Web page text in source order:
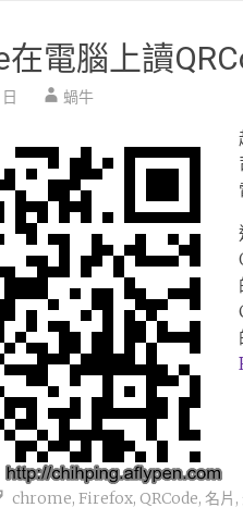
電腦上讀
蝸牛
chrome, Firefox, QRCode, 名片 ,